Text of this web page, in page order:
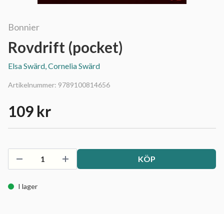
Bonnier
Rovdrift (pocket)
Elsa Swärd, Cornelia Swärd
Artikelnummer: 9789100814656
109 kr
KÖP
I lager